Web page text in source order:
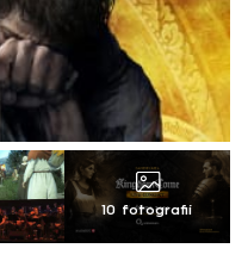
10 fotografií